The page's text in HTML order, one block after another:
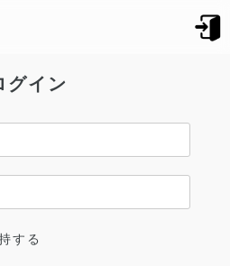
グイン
する